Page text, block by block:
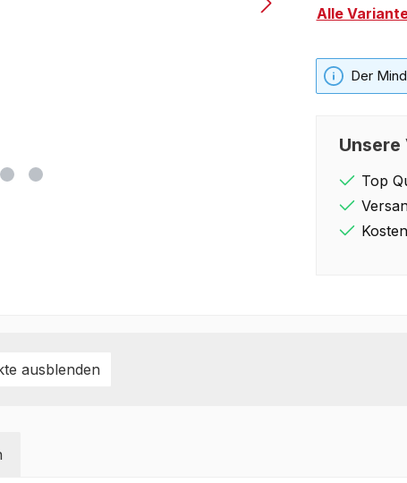
Alle
Der
Top
ausblenden